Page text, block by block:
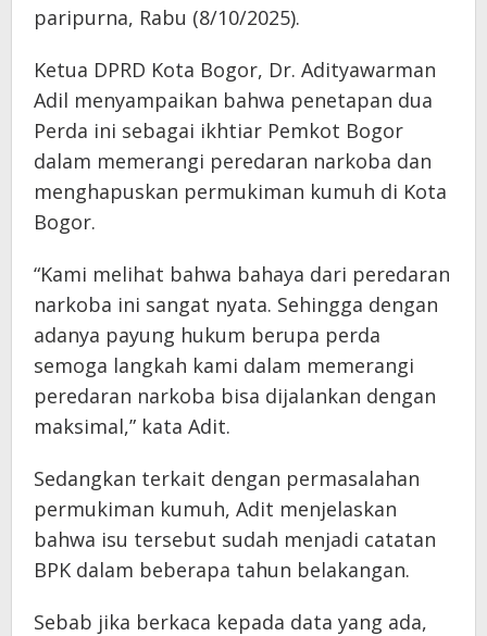
paripurna, Rabu (8/10/2025).
Ketua DPRD Kota Bogor, Dr. Adityawarman
Adil menyampaikan bahwa penetapan dua
Perda ini sebagai ikhtiar Pemkot Bogor
dalam memerangi peredaran narkoba dan
menghapuskan permukiman kumuh di Kota
Bogor.
“Kami melihat bahwa bahaya dari peredaran
narkoba ini sangat nyata. Sehingga dengan
adanya payung hukum berupa perda
semoga langkah kami dalam memerangi
peredaran narkoba bisa dijalankan dengan
maksimal,” kata Adit.
Sedangkan terkait dengan permasalahan
permukiman kumuh, Adit menjelaskan
bahwa isu tersebut sudah menjadi catatan
BPK dalam beberapa tahun belakangan.
Sebab jika berkaca kepada data yang ada,